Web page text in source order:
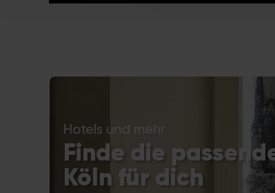
Hotels und mehr
Finde die
Köln für dich